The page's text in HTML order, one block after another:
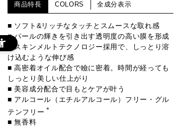
商品特長 COLORS 全成分表示
■ ソフト&リッチなタッチとスムースな取れ感
■ パールの輝きを引き出す透明度の高い膜を形成
■ スキンメルトテクノロジー採用で、しっとり溶
け込むような伸び感
■ 高密着オイル配合で瞼に密着。時間が経っても
しっとり美しい仕上がり
■ 美容成分配合で目もとケアが叶う
■ アルコール（エチルアルコール）フリー・グル
テンフリー ＊
■ 無香料